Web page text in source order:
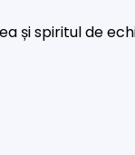
și spiritul de